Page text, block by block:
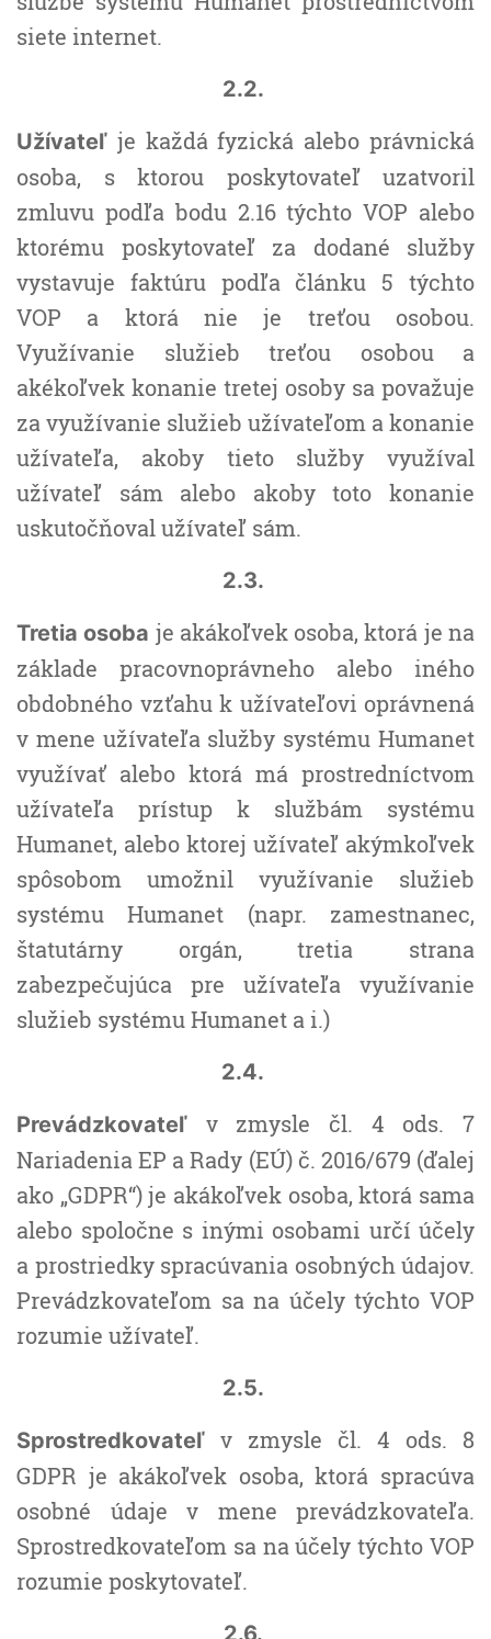
siete internet.
2.2.
Užívateľ je každá fyzická alebo právnická
osoba, s ktorou poskytovateľ uzatvoril
zmluvu podľa bodu 2.16 týchto VOP alebo
ktorému poskytovateľ za dodané služby
vystavuje faktúru podľa článku 5 týchto
VOP a ktorá nie je treťou osobou.
Využívanie služieb treťou osobou a
akékoľvek konanie tretej osoby sa považuje
za využívanie služieb užívateľom a konanie
užívateľa, akoby tieto služby využíval
užívateľ sám alebo akoby toto konanie
uskutočňoval užívateľ sám.
2.3.
Tretia osoba je akákoľvek osoba, ktorá je na
základe pracovnoprávneho alebo iného
obdobného vzťahu k užívateľovi oprávnená
v mene užívateľa služby systému Humanet
využívať alebo ktorá má prostredníctvom
užívateľa prístup k službám systému
Humanet, alebo ktorej užívateľ akýmkoľvek
spôsobom umožnil využívanie služieb
systému Humanet (napr. zamestnanec,
štatutárny orgán, tretia strana
zabezpečujúca pre užívateľa využívanie
služieb systému Humanet a i.)
2.4.
Prevádzkovateľ v zmysle čl. 4 ods. 7
Nariadenia EP a Rady (EÚ) č. 2016/679 (ďalej
ako „GDPR“) je akákoľvek osoba, ktorá sama
alebo spoločne s inými osobami určí účely
a prostriedky spracúvania osobných údajov.
Prevádzkovateľom sa na účely týchto VOP
rozumie užívateľ.
2.5.
Sprostredkovateľ v zmysle čl. 4 ods. 8
GDPR je akákoľvek osoba, ktorá spracúva
osobné údaje v mene prevádzkovateľa.
Sprostredkovateľom sa na účely týchto VOP
rozumie poskytovateľ.
2.6.